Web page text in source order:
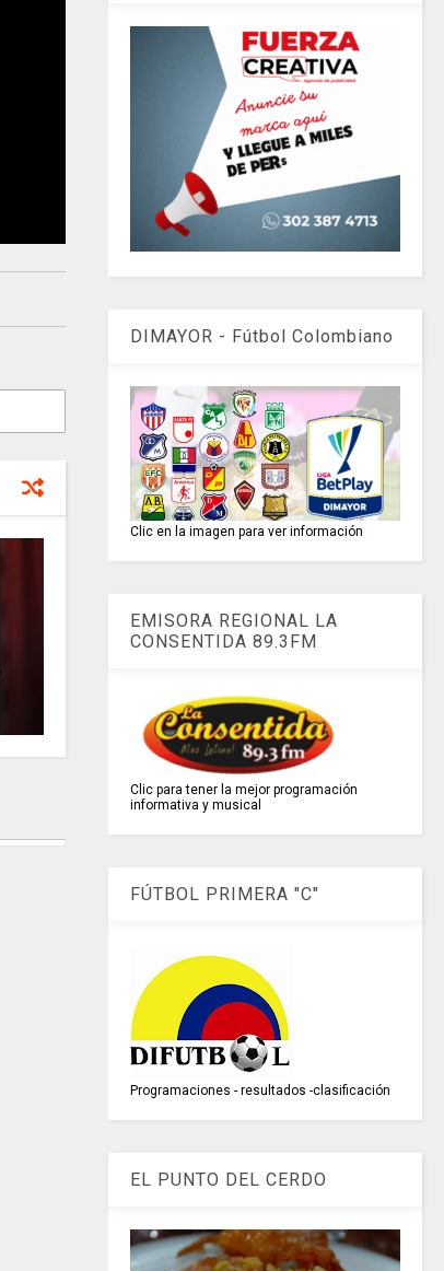
DIMAYOR - Fútbol Colombiano
Clic en la imagen para ver información
EMISORA REGIONAL LA
CONSENTIDA 89.3FM
Clic para tener la mejor programación
informativa y musical
FÚTBOL PRIMERA "C"
Programaciones - resultados -clasificación
EL PUNTO DEL CERDO